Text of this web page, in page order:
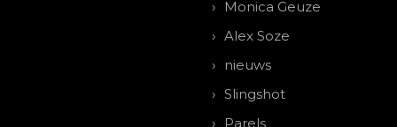
Monica Geuze
Alex Soze
nieuws
Slingshot
Parels